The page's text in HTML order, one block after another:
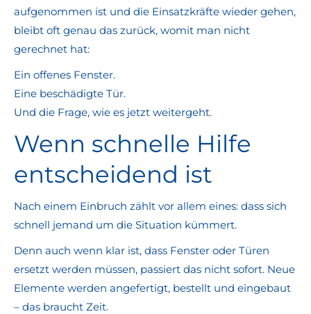
aufgenommen ist und die Einsatzkräfte wieder gehen,
bleibt oft genau das zurück, womit man nicht
gerechnet hat:
Ein offenes Fenster.
Eine beschädigte Tür.
Und die Frage, wie es jetzt weitergeht.
Wenn schnelle Hilfe
entscheidend ist
Nach einem Einbruch zählt vor allem eines: dass sich
schnell jemand um die Situation kümmert.
Denn auch wenn klar ist, dass Fenster oder Türen
ersetzt werden müssen, passiert das nicht sofort. Neue
Elemente werden angefertigt, bestellt und eingebaut
– das braucht Zeit.